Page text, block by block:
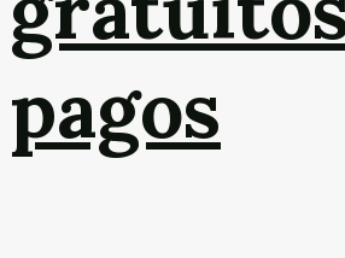
pagos